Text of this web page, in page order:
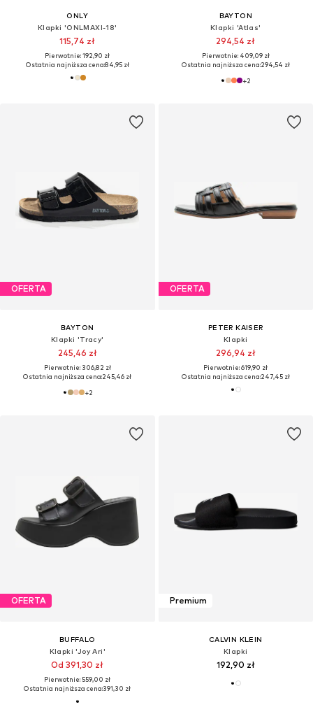
ONLY
Klapki 'ONLMAXI-18'
115,74 zł
Pierwotnie: 192,90 zł
Ostatnia najniższa cena:84,95 zł
BAYTON
Klapki 'Atlas'
294,54 zł
Pierwotnie: 409,09 zł
Ostatnia najniższa cena:294,54 zł
+2
OFERTA
BAYTON
Klapki 'Tracy'
245,46 zł
Pierwotnie: 306,82 zł
Ostatnia najniższa cena:245,46 zł
+2
OFERTA
PETER KAISER
Klapki
296,94 zł
Pierwotnie: 619,90 zł
Ostatnia najniższa cena:247,45 zł
OFERTA
BUFFALO
Klapki 'Joy Ari'
Od 391,30 zł
Pierwotnie: 559,00 zł
Ostatnia najniższa cena:391,30 zł
Premium
CALVIN KLEIN
Klapki
192,90 zł